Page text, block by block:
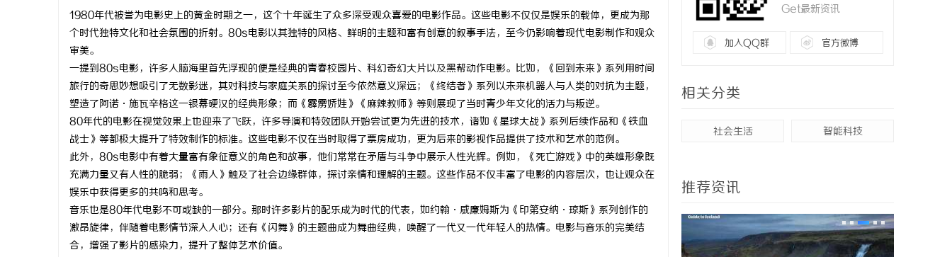
1980年代被誉为电影史上的黄金时期之一，这个十年诞生了众多深受观众喜爱的电影作品。这些电影不仅仅是娱乐的载体，更成为那
个时代独特文化和社会氛围的折射。80s电影以其独特的风格、鲜明的主题和富有创意的叙事手法，至今仍影响着现代电影制作和观众
审美。
一提到80s电影，许多人脑海里首先浮现的便是经典的青春校园片、科幻奇幻大片以及黑帮动作电影。比如，《回到未来》系列用时间
旅行的奇思妙想吸引了无数影迷，其对科技与家庭关系的探讨至今依然意义深远；《终结者》系列以未来机器人与人类的对抗为主题，
塑造了阿诺·施瓦辛格这一银幕硬汉的经典形象；而《霹雳娇娃》《麻辣教师》等则展现了当时青少年文化的活力与叛逆。
80年代的电影在视觉效果上也迎来了飞跃，许多导演和特效团队开始尝试更为先进的技术，诸如《星球大战》系列后续作品和《铁血
战士》等都极大提升了特效制作的标准。这些电影不仅在当时取得了票房成功，更为后来的影视作品提供了技术和艺术的范例。
此外，80s电影中有着大量富有象征意义的角色和故事，他们常常在矛盾与斗争中展示人性光辉。例如，《死亡游戏》中的英雄形象既
充满力量又有人性的脆弱；《雨人》触及了社会边缘群体，探讨亲情和理解的主题。这些作品不仅丰富了电影的内容层次，也让观众在
娱乐中获得更多的共鸣和思考。
音乐也是80年代电影不可或缺的一部分。那时许多影片的配乐成为时代的代表，如约翰·威廉姆斯为《印第安纳·琼斯》系列创作的
激昂旋律，伴随着电影情节深入人心；还有《闪舞》的主题曲成为舞曲经典，唤醒了一代又一代年轻人的热情。电影与音乐的完美结
合，增强了影片的感染力，提升了整体艺术价值。
Get最新资讯
加入QQ群 官方微博
相关分类
社会生活 智能科技
推荐资讯